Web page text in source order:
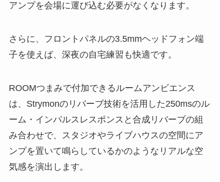
アンプを会場に運び込む必要がなくなります。
さらに、フロントパネルの3.5mmヘッドフォン端
子を使えば、深夜の自宅練習も快適です。
ROOMつまみで付加できるルームアンビエンス
は、Strymonのリバーブ技術を活用した250msのル
ーム・インパルスレスポンスと合成リバーブの組
み合わせで、スタジオやライブハウスの空間にア
ンプを置いて鳴らしているかのようなリアルな空
気感を演出します。